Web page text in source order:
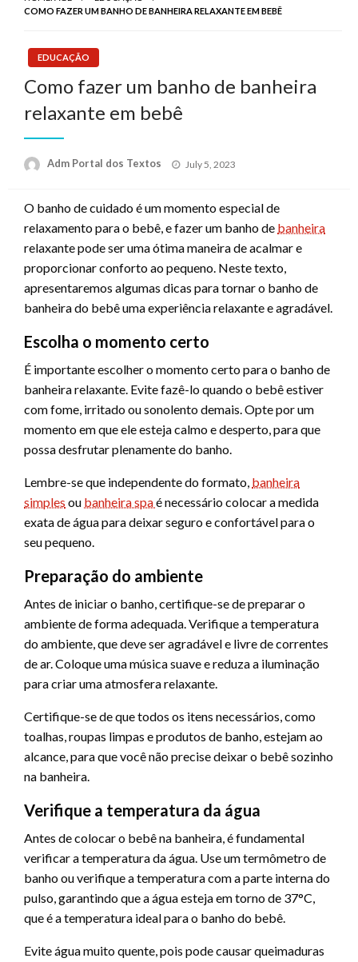
COMO FAZER UM BANHO DE BANHEIRA RELAXANTE EM BEBÊ
EDUCAÇÃO
Como fazer um banho de banheira
relaxante em bebê
Adm Portal dos Textos
Posted
July 5, 2023
O banho de cuidado é um momento especial de
relaxamento para o bebê, e fazer um banho de banheira
relaxante pode ser uma ótima maneira de acalmar e
proporcionar conforto ao pequeno. Neste texto,
apresentaremos algumas dicas para tornar o banho de
banheira do bebê uma experiência relaxante e agradável.
Escolha o momento certo
É importante escolher o momento certo para o banho de
banheira relaxante. Evite fazê-lo quando o bebê estiver
com fome, irritado ou sonolento demais. Opte por um
momento em que ele esteja calmo e desperto, para que
possa desfrutar plenamente do banho.
Lembre-se que independente do formato, banheira
simples ou banheira spaé necessário colocar a medida
exata de água para deixar seguro e confortável para o
seu pequeno.
Preparação do ambiente
Antes de iniciar o banho, certifique-se de preparar o
ambiente de forma adequada. Verifique a temperatura
do ambiente, que deve ser agradável e livre de correntes
de ar. Coloque uma música suave e reduza a iluminação
para criar uma atmosfera relaxante.
Certifique-se de que todos os itens necessários, como
toalhas, roupas limpas e produtos de banho, estejam ao
alcance, para que você não precise deixar o bebê sozinho
na banheira.
Verifique a temperatura da água
Antes de colocar o bebê na banheira, é fundamental
verificar a temperatura da água. Use um termômetro de
banho ou verifique a temperatura com a parte interna do
pulso, garantindo que a água esteja em torno de 37°C,
que é a temperatura ideal para o banho do bebê.
Evite água muito quente, pois pode causar queimaduras